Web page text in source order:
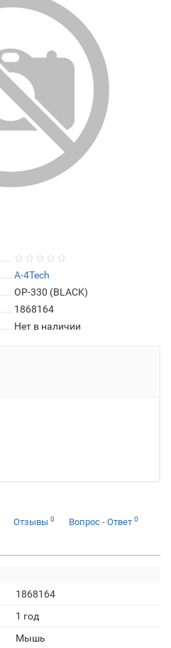
A-4Tech
OP-330 (BLACK)
1868164
Нет в наличии
Отзывы 0 Вопрос - Ответ 0
1868164
1 год
Мышь